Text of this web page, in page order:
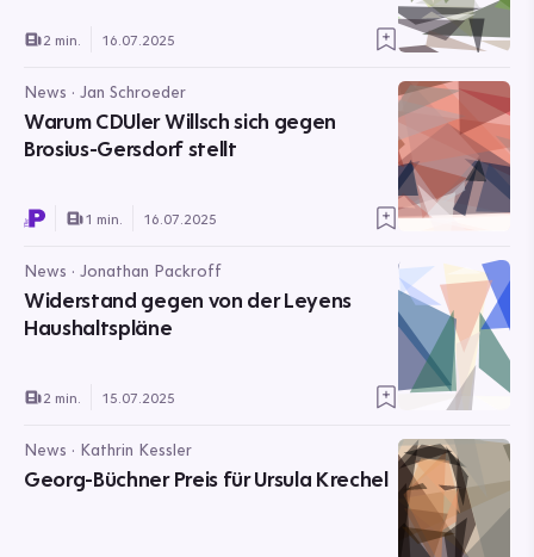
2 min. 16.07.2025
News · Jan Schroeder
Warum CDUler Willsch sich gegen
Brosius-Gersdorf stellt
1 min. 16.07.2025
News · Jonathan Packroff
Widerstand gegen von der Leyens
Haushaltspläne
2 min. 15.07.2025
News · Kathrin Kessler
Georg-Büchner Preis für Ursula Krechel